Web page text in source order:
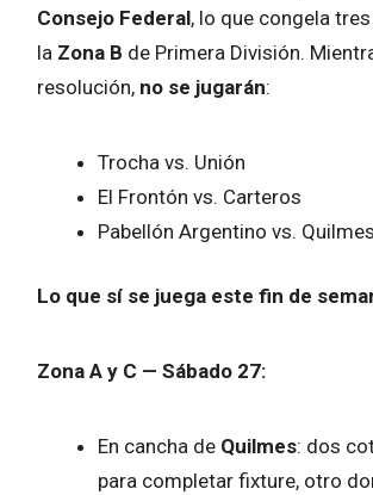
Consejo Federal, lo que congela
la Zona B de Primera División.
resolución, no se jugarán:
Trocha vs. Unión
El Frontón vs. Carteros
Pabellón Argentino vs. Quilmes
Lo que sí se juega este fin de
Zona A y C — Sábado 27:
En cancha de Quilmes: dos
para completar fixture, otro